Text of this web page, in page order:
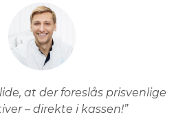
at der foreslås prisvenlige
– direkte i kassen!”